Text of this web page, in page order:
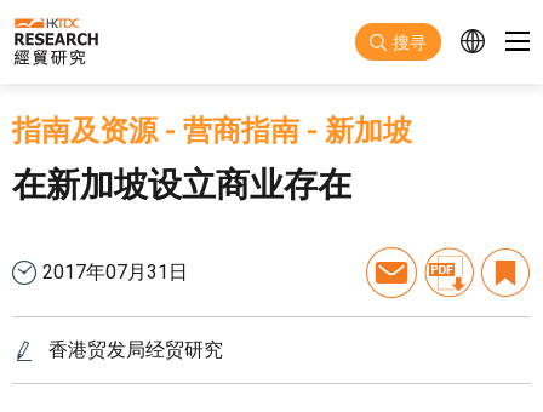
跳至主要内容
搜寻
指南及资源- 营商指南 - 新加坡
在新加坡设立商业存在
2017年07月31日
香港贸发局经贸研究